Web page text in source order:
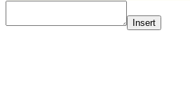
Insert